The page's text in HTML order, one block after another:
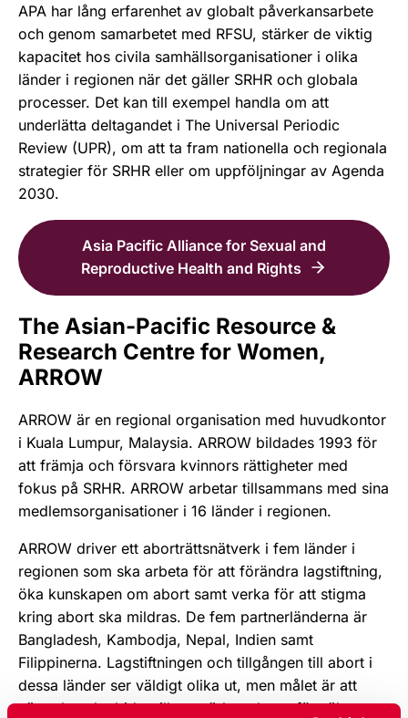
APA har lång erfarenhet av globalt påverkansarbete
och genom samarbetet med RFSU, stärker de viktig
kapacitet hos civila samhällsorganisationer i olika
länder i regionen när det gäller SRHR och globala
processer. Det kan till exempel handla om att
underlätta deltagandet i The Universal Periodic
Review (UPR), om att ta fram nationella och regionala
strategier för SRHR eller om uppföljningar av Agenda
2030.
Asia Pacific Alliance for Sexual and
Reproductive Health and Rights
The Asian-Pacific Resource &
Research Centre for Women,
ARROW
ARROW är en regional organisation med huvudkontor
i Kuala Lumpur, Malaysia. ARROW bildades 1993 för
att främja och försvara kvinnors rättigheter med
fokus på SRHR. ARROW arbetar tillsammans med sina
medlemsorganisationer i 16 länder i regionen.
ARROW driver ett aborträttsnätverk i fem länder i
regionen som ska arbeta för att förändra lagstiftning,
öka kunskapen om abort samt verka för att stigma
kring abort ska mildras. De fem partnerländerna är
Bangladesh, Kambodja, Nepal, Indien samt
Filippinerna. Lagstiftningen och tillgången till abort i
dessa länder ser väldigt olika ut, men målet är att
nätverket ska bidra till att stärka arbetet för säkra